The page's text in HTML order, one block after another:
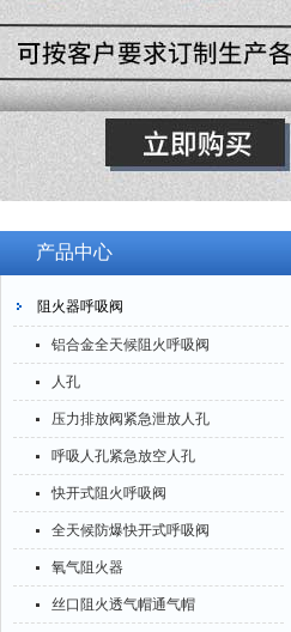
产品中心
阻火器呼吸阀
铝合金全天候阻火呼吸阀
人孔
压力排放阀紧急泄放人孔
呼吸人孔紧急放空人孔
快开式阻火呼吸阀
全天候防爆快开式呼吸阀
氧气阻火器
丝口阻火透气帽通气帽